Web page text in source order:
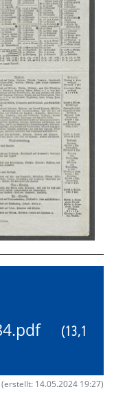
(13,1
(erstellt: 14.05.2024 19:27)